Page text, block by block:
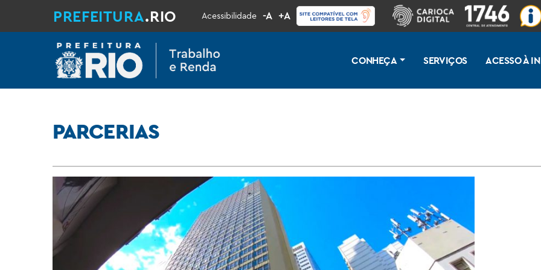
PREFEITURA.RIO Acessibilidade -A +A
CONHEÇA SERVIÇOS ACESSO À
PARCERIAS